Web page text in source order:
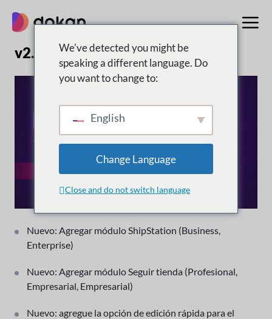
contenido
v2.9.3 | 18 de diciembre de 2018
Nuevo: Agregar módulo ShipStation (Business,
Enterprise)
Nuevo: Agregar módulo Seguir tienda (Profesional,
Empresarial, Empresarial)
Nuevo: agregue la opción de edición rápida para el
We've detected you might be
speaking a different language. Do
you want to change to:
English
Change Language
Close and do not switch language